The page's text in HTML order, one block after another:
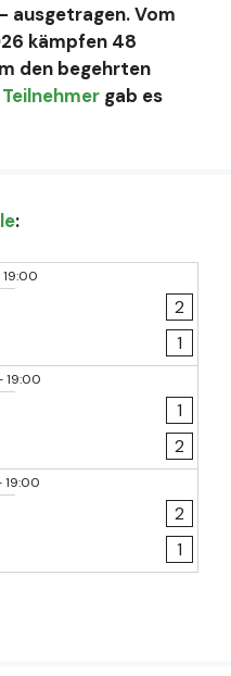
ausgetragen. Vom
kämpfen 48
den begehrten
gab es
:
19:00
2
1
19:00
1
2
19:00
2
1